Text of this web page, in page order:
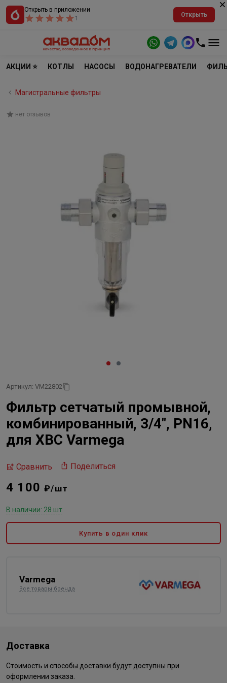
Открыть в приложении
1
Открыть
АКЦИИ ⭐ КОТЛЫ НАСОСЫ ВОДОНАГРЕВАТЕЛИ
Магистральные фильтры
нет отзывов
Артикул: VM22802
Фильтр сетчатый промывной,
комбинированный, 3/4", PN16,
для ХВС Varmega
Сравнить Поделиться
4 100₽/шт
В наличии: 28 шт
Купить в один клик
Varmega
Все товары бренда
Доставка
Стоимость и способы доставки будут доступны при
оформлении заказа.